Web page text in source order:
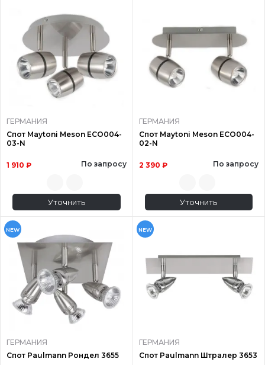
ГЕРМАНИЯ
Спот Maytoni Meson ECO004-
03-N
1 910 ₽ По запросу
Уточнить
ГЕРМАНИЯ
Спот Maytoni Meson ECO004-
02-N
2 390 ₽ По запросу
Уточнить
NEW
ГЕРМАНИЯ
Спот Paulmann Рондел 3655
NEW
ГЕРМАНИЯ
Спот Paulmann Штралер 3653